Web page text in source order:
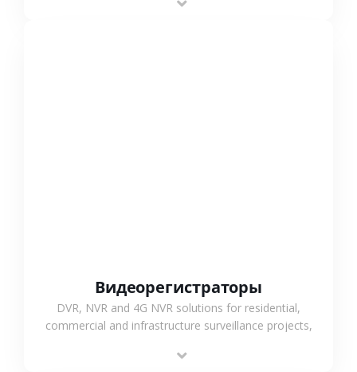
monitoring and flexible coverage.
Видеорегистраторы
DVR, NVR and 4G NVR solutions for residential,
commercial and infrastructure surveillance projects,